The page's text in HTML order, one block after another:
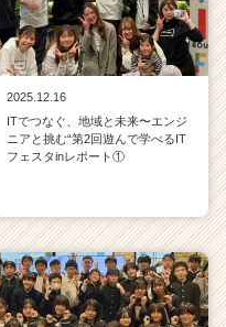
2025.12.16
ITでつなぐ、地域と未来〜エンジ
ニアと挑む“第2回遊んで学べるIT
フェスタinレポート①